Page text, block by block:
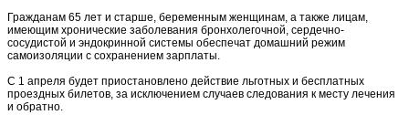
Гражданам 65 лет и старше, беременным женщинам, а также лицам,
имеющим хронические заболевания бронхолегочной, сердечно-
сосудистой и эндокринной системы обеспечат домашний режим
самоизоляции с сохранением зарплаты.
С 1 апреля будет приостановлено действие льготных и бесплатных
проездных билетов, за исключением случаев следования к месту лечения
и обратно.